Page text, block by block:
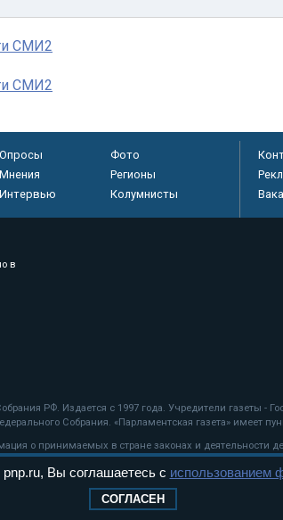
СМИ2
СМИ2
Опросы
Фото
Мнения
Регионы
Интервью Колумнисты
в
РФ. Издается с 1997 года. Учредители газеты -
Собрания. «Парламентская газета» имеет
о принимаемых в стране законах и деятельности
pnp.ru, Вы соглашаетесь с использованием
СОГЛАСЕН